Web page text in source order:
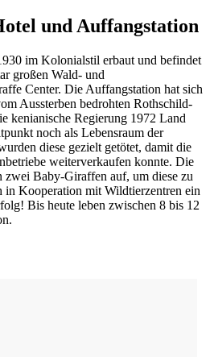
und Auffangstation
im Kolonialstil erbaut und befindet
großen Wald- und
Center. Die Auffangstation hat sich
Aussterben bedrohten Rothschild-
kenianische Regierung 1972 Land
noch als Lebensraum der
diese gezielt getötet, damit die
weiterverkaufen konnte. Die
zwei Baby-Giraffen auf, um diese zu
in Kooperation mit Wildtierzentren ein
Bis heute leben zwischen 8 bis 12